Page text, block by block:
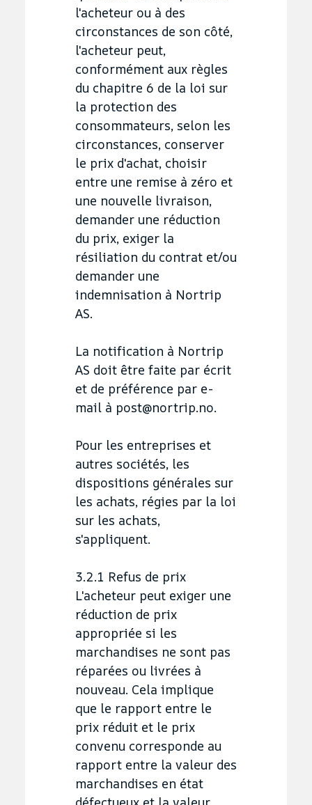
l'acheteur ou à des
circonstances de son côté,
l'acheteur peut,
conformément aux règles
du chapitre 6 de la loi sur
la protection des
consommateurs, selon les
circonstances, conserver
le prix d'achat, choisir
entre une remise à zéro et
une nouvelle livraison,
demander une réduction
du prix, exiger la
résiliation du contrat et/ou
demander une
indemnisation à Nortrip
AS.
La notification à Nortrip
AS doit être faite par écrit
et de préférence par e-
mail à post@nortrip.no.
Pour les entreprises et
autres sociétés, les
dispositions générales sur
les achats, régies par la loi
sur les achats,
s'appliquent.
3.2.1 Refus de prix
L'acheteur peut exiger une
réduction de prix
appropriée si les
marchandises ne sont pas
réparées ou livrées à
nouveau. Cela implique
que le rapport entre le
prix réduit et le prix
convenu corresponde au
rapport entre la valeur des
marchandises en état